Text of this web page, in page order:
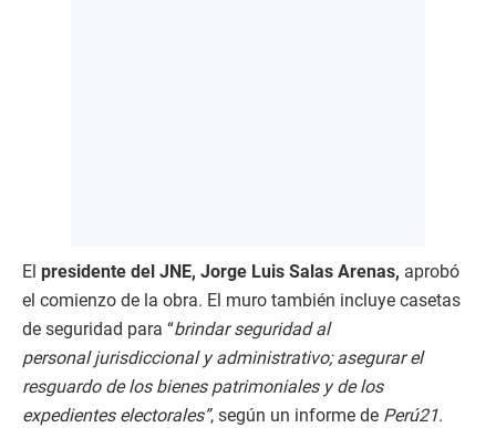
El presidente del JNE, Jorge Luis Salas Arenas, aprobó
el comienzo de la obra. El muro también incluye casetas
de seguridad para “brindar seguridad al
personal jurisdiccional y administrativo; asegurar el
resguardo de los bienes patrimoniales y de los
expedientes electorales”, según un informe de Perú21.